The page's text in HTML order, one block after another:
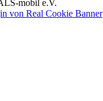
mobil e.V.
von Real Cookie Banner